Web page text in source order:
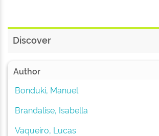
Discover
Author
Bonduki, Manuel
Brandalise, Isabella
Vaqueiro, Lucas